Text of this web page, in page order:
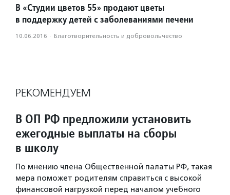
В «Студии цветов 55» продают цветы
в поддержку детей с заболеваниями печени
10.06.2016 · Благотвори­тель­ность и доброволь­чест­во
РЕКОМЕНДУЕМ
В ОП РФ предложили установить
ежегодные выплаты на сборы
в школу
По мнению члена Общественной палаты РФ, такая
мера поможет родителям справиться с высокой
финансовой нагрузкой перед началом учебного